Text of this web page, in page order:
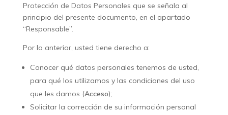
Protección de Datos Personales que se señala al
principio del presente documento, en el apartado
“Responsable”.
Por lo anterior, usted tiene derecho a:
Conocer qué datos personales tenemos de usted,
para qué los utilizamos y las condiciones del uso
que les damos (Acceso);
Solicitar la corrección de su información personal